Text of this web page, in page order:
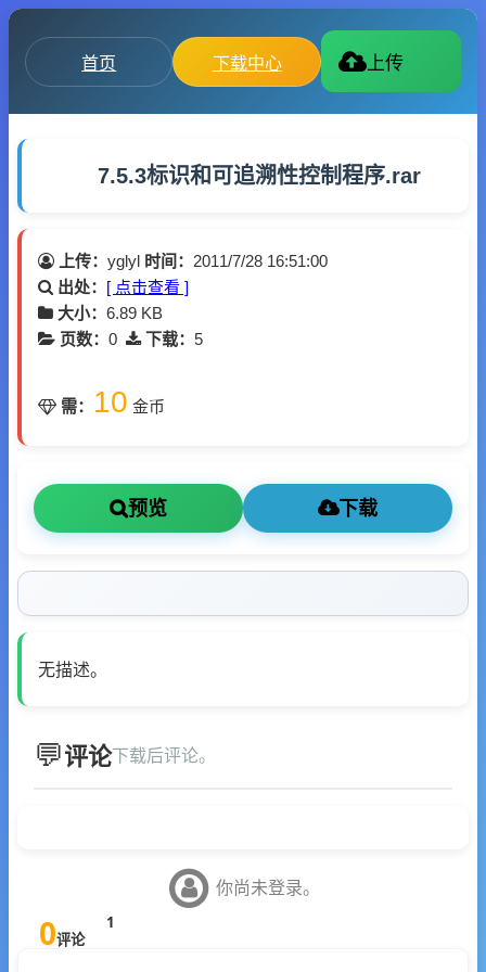
首页 下载中心 上传
7.5.3标识和可追溯性控制程序.rar
上传： yglyl 时间： 2011/7/28 16:51:00
出处： [ 点击查看 ]
大小： 6.89 KB
页数： 0 下载： 5
需： 10 金币
预览 下载
无描述。
评论下载后评论。
你尚未登录。
0评论
1